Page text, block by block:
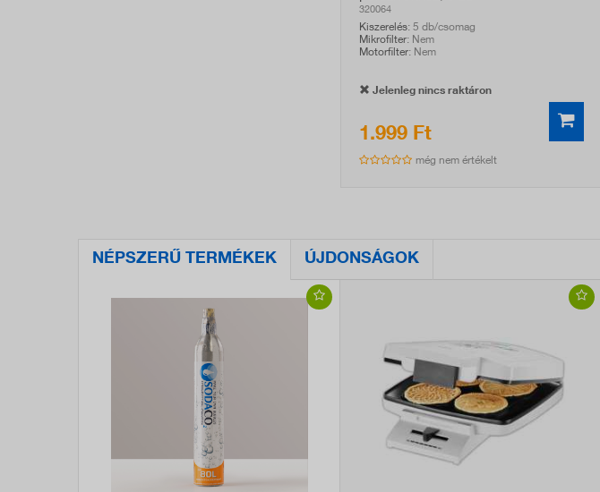
320064
Kiszerelés: 5 db/csomag
Mikrofilter: Nem
Motorfilter: Nem
Jelenleg nincs raktáron
1.999 Ft
még nem értékelt
NÉPSZERŰ TERMÉKEK ÚJDONSÁGOK